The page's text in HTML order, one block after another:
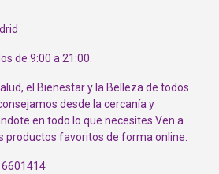
de 9:00 a 21:00.
el Bienestar y la Belleza de todos
desde la cercanía y
en todo lo que necesites.Ven a
productos favoritos de forma online.